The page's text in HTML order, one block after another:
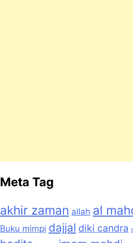
Meta Tag
akhir zaman allah al
Buku mimpi dajjal diki candra